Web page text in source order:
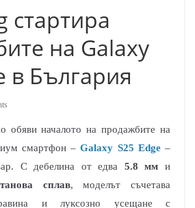
стартира
на Galaxy
в България
обяви началото на продажбите на
смартфон –Galaxy S25 Edge–
С дебелина от едва 5.8 мм и
сплав, моделът съчетава
и луксозно усещане с